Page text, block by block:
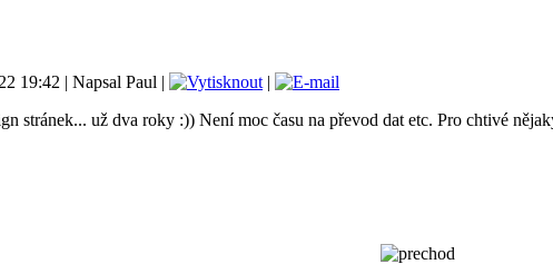
19:42 | Napsal Paul |
|
stránek... už dva roky :)) Není moc času na převod dat etc. Pro chtivé